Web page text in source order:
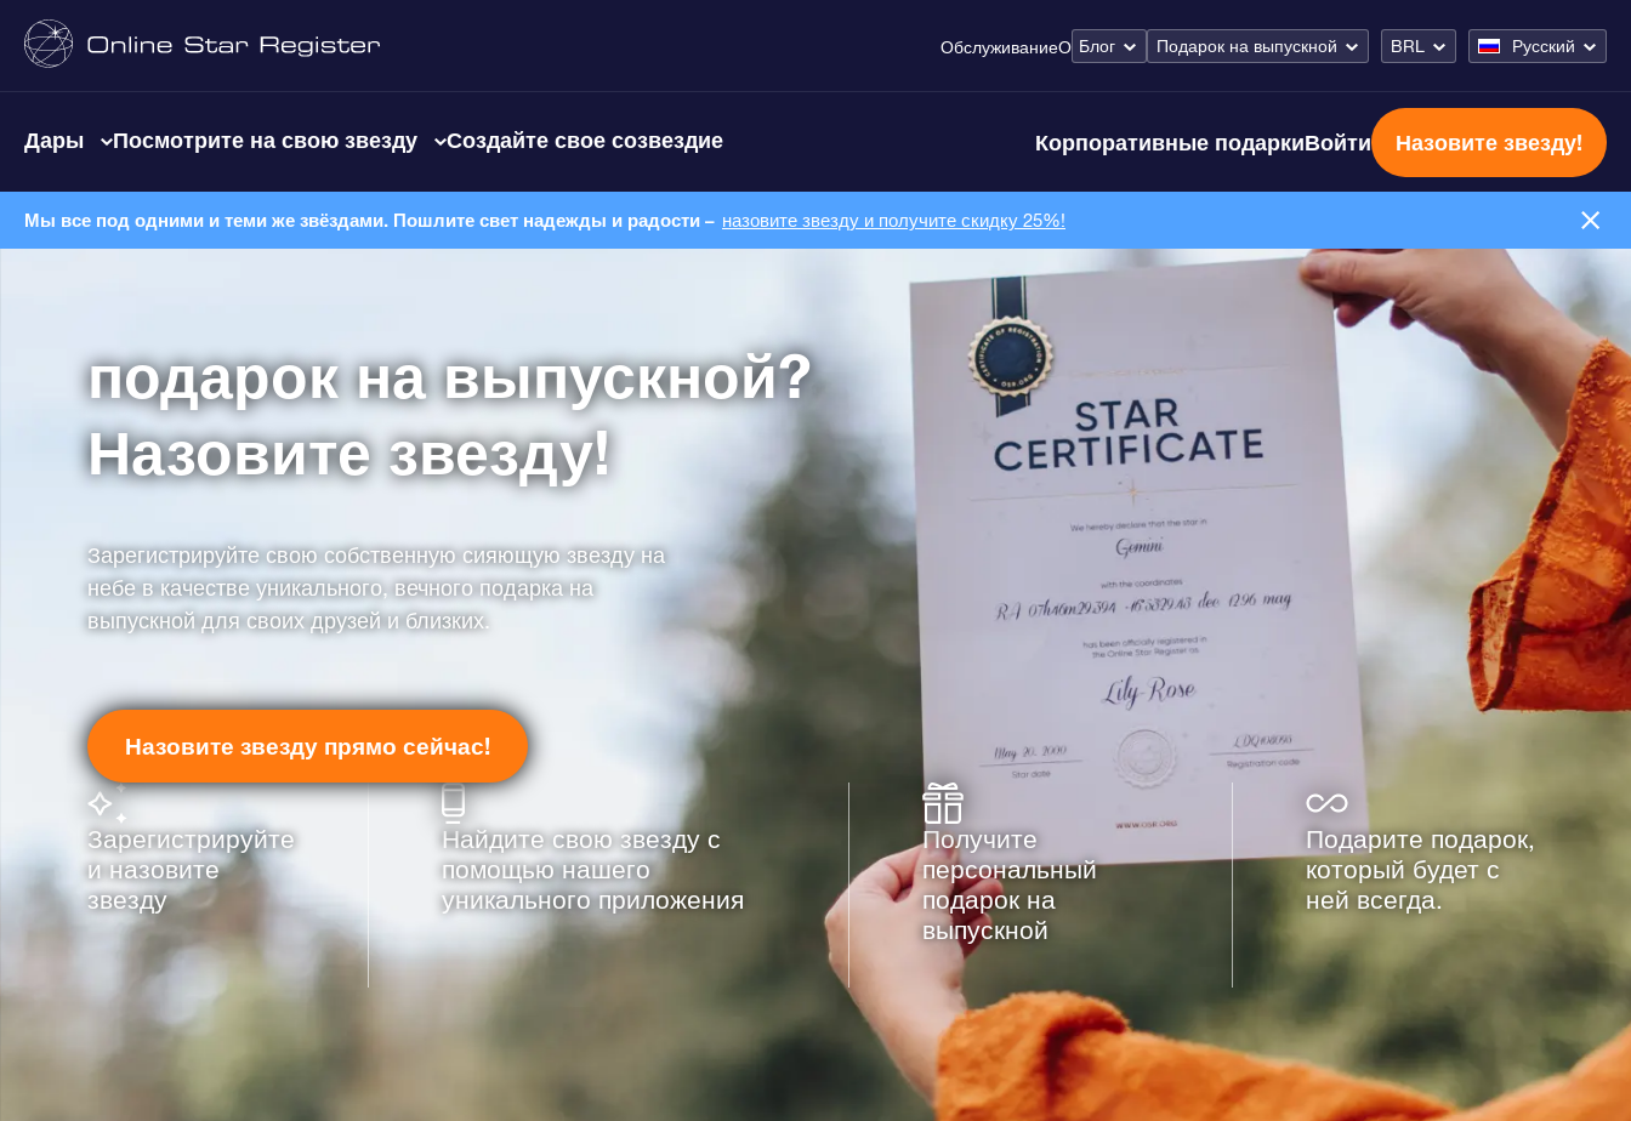
ОбслуживаниеО Блог Подарок на выпускной BRL Русский
Дары Посмотрите на свою звезду Создайте свое созвездие Корпоративные подаркиВойти Назовите звезду!
Мы все под одними и теми же звёздами. Пошлите свет надежды и радости – назовите звезду и получите скидку 25%!
подарок на выпускной?
Назовите звезду!
Зарегистрируйте свою собственную сияющую звезду на
небе в качестве уникального, вечного подарка на
выпускной для своих друзей и близких.
Назовите звезду прямо сейчас!
Зарегистрируйте
и назовите
звезду
Найдите свою звезду с
помощью нашего
уникального приложения
Получите
персональный
подарок на
выпускной
Подарите подарок,
который будет с
ней всегда.